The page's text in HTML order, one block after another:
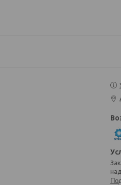
Законом не предусмотрен возврат и обмен данного товара